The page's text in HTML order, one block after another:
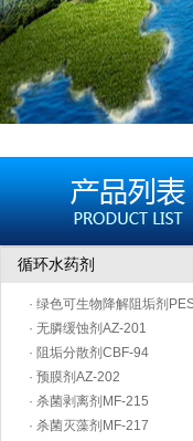
循环水药剂
· 绿色可生物降解阻垢剂
· 无膦缓蚀剂AZ-201
· 阻垢分散剂CBF-94
· 预膜剂AZ-202
· 杀菌剥离剂MF-215
· 杀菌灭藻剂MF-217